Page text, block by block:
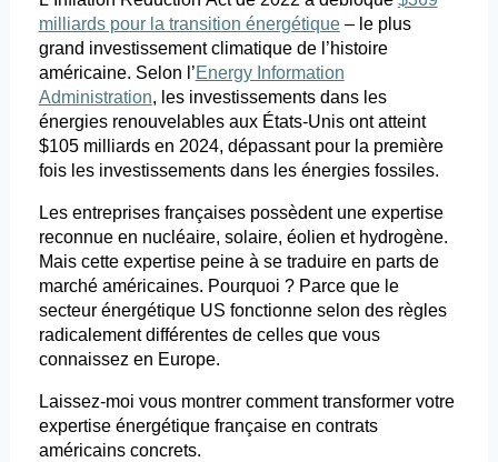
milliards pour la transition énergétique– le plus
grand investissement climatique de l’histoire
américaine. Selon l’Energy Information
Administration, les investissements dans les
énergies renouvelables aux États-Unis ont atteint
$105 milliards en 2024, dépassant pour la première
fois les investissements dans les énergies fossiles.
Les entreprises françaises possèdent une expertise
reconnue en nucléaire, solaire, éolien et hydrogène.
Mais cette expertise peine à se traduire en parts de
marché américaines. Pourquoi ? Parce que le
secteur énergétique US fonctionne selon des règles
radicalement différentes de celles que vous
connaissez en Europe.
Laissez-moi vous montrer comment transformer votre
expertise énergétique française en contrats
américains concrets.